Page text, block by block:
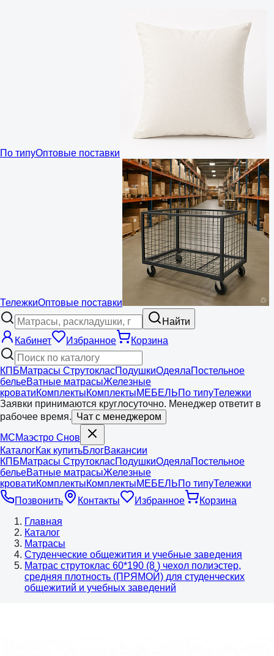
По типуОптовые поставки
ТележкиОптовые поставки
Найти
Кабинет
Избранное Корзина
КПБМатрасы СтрутокласПодушкиОдеялаПостельное
бельеВатные матрасыЖелезные
кроватиКомплектыКомплектыМЕБЕЛЬПо типуТележки
Заявки принимаются круглосуточно. Менеджер ответит в
рабочее время. Чат с менеджером
МСМаэстро Снов
КаталогКак купитьБлогВакансии
КПБМатрасы СтрутокласПодушкиОдеялаПостельное
бельеВатные матрасыЖелезные
кроватиКомплектыКомплектыМЕБЕЛЬПо типуТележки
Позвонить
Контакты Избранное
Корзина
Главная
Каталог
Матрасы
Студенческие общежития и учебные заведения
Матрас струтоклас 60*190 (8 ) чехол полиэстер,
средняя плотность (ПРЯМОЙ) для студенческих
общежитий и учебных заведений